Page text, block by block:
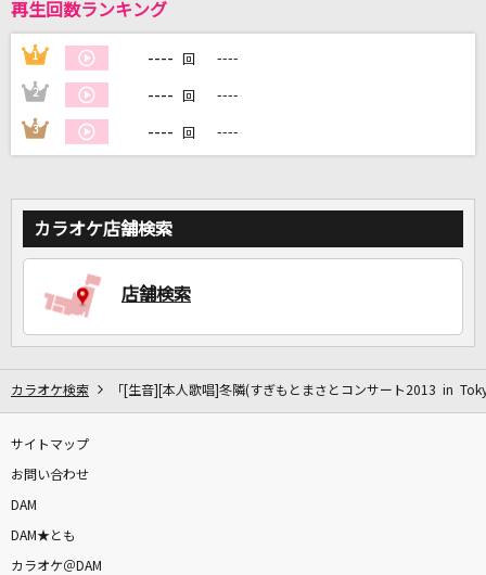
カラオケをもっと楽しもう！
家族や友達と一緒に！練習にも！
再生回数ランキング
1 ---- 回 ----
2 ---- 回 ----
3 ---- 回 ----
カラオケ店舗検索
店舗検索
カラオケ検索 「[生音][本人歌唱]冬隣(すぎもとまさとコンサート2013 in
サイトマップ
お問い合わせ
DAM
DAM★とも
カラオケ＠DAM